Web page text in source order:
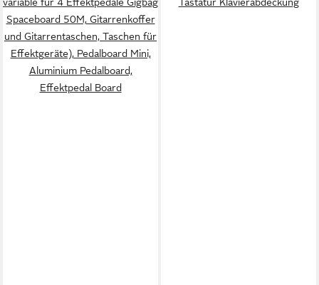
Spaceboard 50M, Gitarrenkoffer
und Gitarrentaschen, Taschen für
Effektgeräte), Pedalboard Mini,
Aluminium Pedalboard,
Effektpedal Board